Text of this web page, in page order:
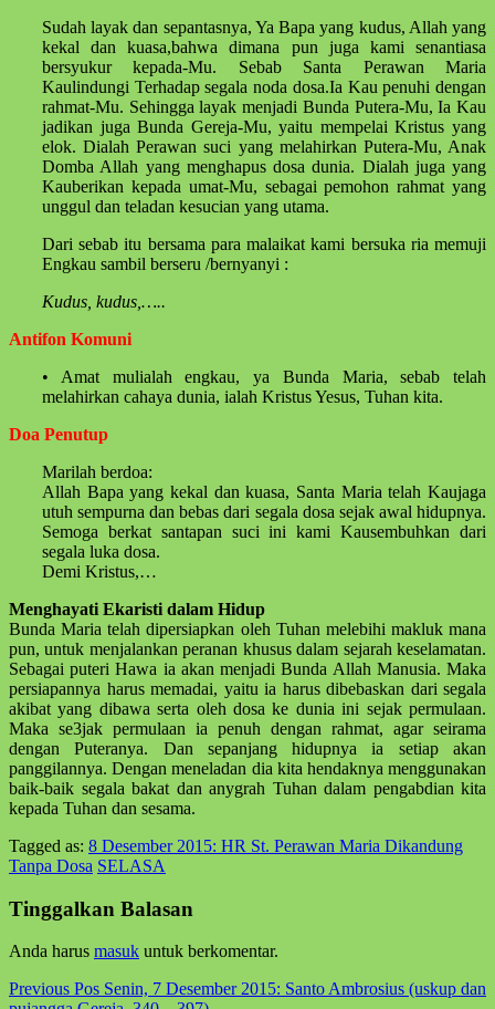
Sudah layak dan sepantasnya, Ya Bapa yang kudus, Allah yang
kekal dan kuasa,bahwa dimana pun juga kami senantiasa
bersyukur kepada-Mu. Sebab Santa Perawan Maria
Kaulindungi Terhadap segala noda dosa.Ia Kau penuhi dengan
rahmat-Mu. Sehingga layak menjadi Bunda Putera-Mu, Ia Kau
jadikan juga Bunda Gereja-Mu, yaitu mempelai Kristus yang
elok. Dialah Perawan suci yang melahirkan Putera-Mu, Anak
Domba Allah yang menghapus dosa dunia. Dialah juga yang
Kauberikan kepada umat-Mu, sebagai pemohon rahmat yang
unggul dan teladan kesucian yang utama.
Dari sebab itu bersama para malaikat kami bersuka ria memuji
Engkau sambil berseru /bernyanyi :
Kudus, kudus,…..
Antifon Komuni
• Amat mulialah engkau, ya Bunda Maria, sebab telah
melahirkan cahaya dunia, ialah Kristus Yesus, Tuhan kita.
Doa Penutup
Marilah berdoa:
Allah Bapa yang kekal dan kuasa, Santa Maria telah Kaujaga
utuh sempurna dan bebas dari segala dosa sejak awal hidupnya.
Semoga berkat santapan suci ini kami Kausembuhkan dari
segala luka dosa.
Demi Kristus,…
Menghayati Ekaristi dalam Hidup
Bunda Maria telah dipersiapkan oleh Tuhan melebihi makluk mana
pun, untuk menjalankan peranan khusus dalam sejarah keselamatan.
Sebagai puteri Hawa ia akan menjadi Bunda Allah Manusia. Maka
persiapannya harus memadai, yaitu ia harus dibebaskan dari segala
akibat yang dibawa serta oleh dosa ke dunia ini sejak permulaan.
Maka se3jak permulaan ia penuh dengan rahmat, agar seirama
dengan Puteranya. Dan sepanjang hidupnya ia setiap akan
panggilannya. Dengan meneladan dia kita hendaknya menggunakan
baik-baik segala bakat dan anygrah Tuhan dalam pengabdian kita
kepada Tuhan dan sesama.
Tagged as: 8 Desember 2015: HR St. Perawan Maria Dikandung
Tanpa Dosa SELASA
back
main
Tinggalkan Balasan
Anda harus masuk untuk berkomentar.
Post
Previous Pos Senin, 7 Desember 2015: Santo Ambrosius (uskup dan